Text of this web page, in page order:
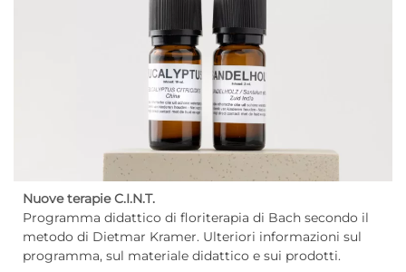
Nuove terapie C.I.N.T.
Programma didattico di floriterapia di Bach secondo il
metodo di Dietmar Kramer. Ulteriori informazioni sul
programma, sul materiale didattico e sui prodotti.